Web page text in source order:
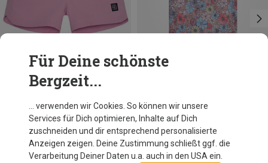
Color Kids
Kinder Stretch Shorts
134 140
Für Deine schönste
Bergzeit...
… verwenden wir Cookies. So können wir unsere
Services für Dich optimieren, Inhalte auf Dich
zuschneiden und dir entsprechend personalisierte
Anzeigen zeigen. Deine Zustimmung schließt ggf. die
Verarbeitung Deiner Daten u.a. auch in den USA ein.